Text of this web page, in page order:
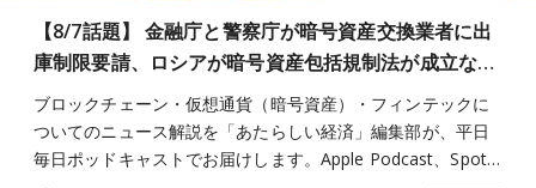
【8/7話題】 金融庁と警察庁が暗号資産交換業者に出
庫制限要請、ロシアが暗号資産包括規制法が成立な…
ブロックチェーン・仮想通貨（暗号資産）・フィンテックに
ついてのニュース解説を「あたらしい経済」編集部が、平日
毎日ポッドキャストでお届けします。Apple Podcast、Spot…